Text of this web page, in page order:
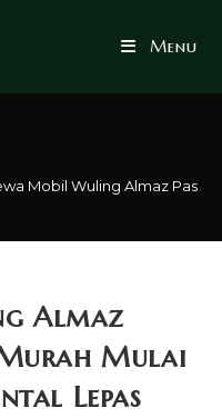
Menu
Mobil Wuling Almaz Pasir
Almaz
Mulai
Lepas